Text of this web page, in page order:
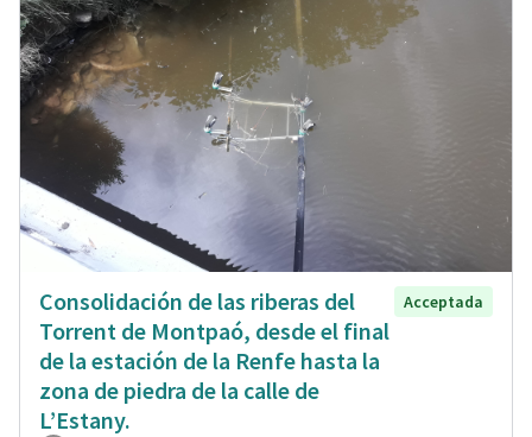
Consolidación de las riberas del
Torrent de Montpaó, desde el final
de la estación de la Renfe hasta la
zona de piedra de la calle de
L’Estany.
Acceptada